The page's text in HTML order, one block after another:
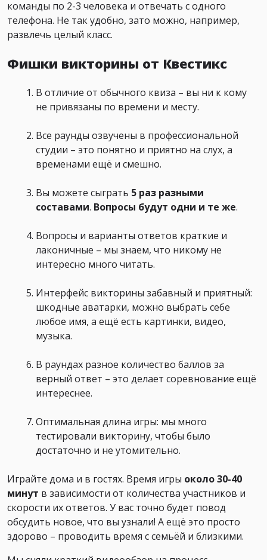
команды по 2-3 человека и отвечать с одного
телефона. Не так удобно, зато можно, например,
развлечь целый класс.
Фишки викторины от Квестикс
В отличие от обычного квиза – вы ни к кому
не привязаны по времени и месту.
Все раунды озвучены в профессиональной
студии – это понятно и приятно на слух, а
временами ещё и смешно.
Вы можете сыграть 5 раз разными
составами. Вопросы будут одни и те же.
Вопросы и варианты ответов краткие и
лаконичные – мы знаем, что никому не
интересно много читать.
Интерфейс викторины забавный и приятный:
шкодные аватарки, можно выбрать себе
любое имя, а ещё есть картинки, видео,
музыка.
В раундах разное количество баллов за
верный ответ – это делает соревнование ещё
интереснее.
Оптимальная длина игры: мы много
тестировали викторину, чтобы было
достаточно и не утомительно.
Играйте дома и в гостях. Время игры около 30-40
минут в зависимости от количества участников и
скорости их ответов. У вас точно будет повод
обсудить новое, что вы узнали! А ещё это просто
здорово – проводить время с семьёй и близкими.